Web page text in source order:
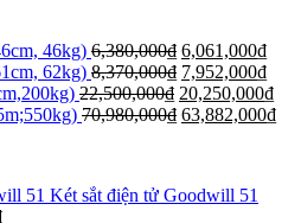
46kg) 6,380,000₫ 6,061,000₫
62kg) 8,370,000₫ 7,952,000₫
22,500,000₫ 20,250,000₫
70,980,000₫ 63,882,000₫
Két sắt điện tử Goodwill 51